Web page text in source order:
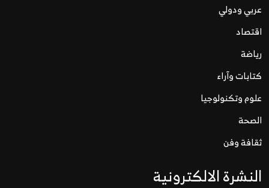
عربي ودولي
اقتصاد
رياضة
كتابات وآراء
علوم وتكنولوجيا
الصحة
ثقافة وفن
النشرة الالكترونية